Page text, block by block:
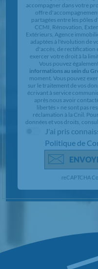
accompagner dans votre
offre
partagées entre les pôles
CCMI, Rénovation,
Extérieurs, Agence
adaptées à l'évolution de
d'accès, de rectification
exercer votre droit à la
Vous pouvez
informations au sein du
moment. Vous pouvez
sur le traitement de vos
écrivant à service
après nous avoir
libertés » ne sont pas
réclamation à la Cnil.
données et vos droits,
J'ai pris
Politique de
reCAPTCHA